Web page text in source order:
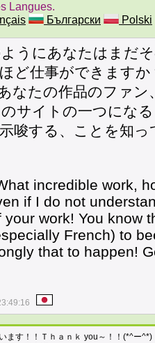
Langues.
Български Polski
うにあなたはまだ
ど仕事ができます
なたの作品のファ
サイトの一つにな
唆する、ことを知
incredible work,
if I do not
work! You know
French) to
that to happen!
ます！！Ｔｈａｎｋ you～！！(*^ー^*)